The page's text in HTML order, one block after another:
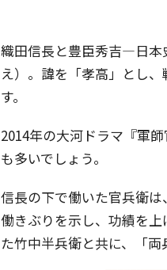
織田信長と豊臣秀吉―日本
え）。諱を「孝高」とし
す。
2014年の大河ドラマ『軍
も多いでしょう。
信長の下で働いた官兵衛
働きぶりを示し、功績を
た竹中半兵衛と共に、「両